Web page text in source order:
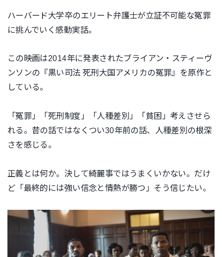
ハーバード大学卒のエリート弁護士が立証不可能な冤罪
に挑んでいく感動実話。
この映画は2014年に発表されたブライアン・スティーヴ
ンソンの『黒い司法 死刑大国アメリカの冤罪』を原作と
している。
「冤罪」「死刑制度」「人種差別」「貧困」考えさせら
れる。昔の話ではなくつい30年前の話、人種差別の根深
さを感じる。
正義とは何か。決して綺麗事ではうまくいかない。だけ
ど「最終的には強い信念と情熱が勝つ」そう信じたい。